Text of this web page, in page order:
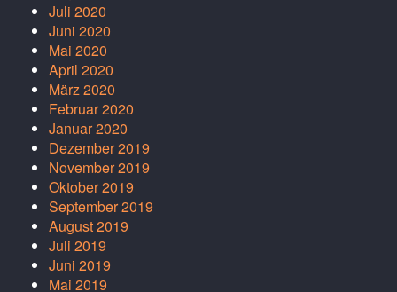
Juli 2020
Juni 2020
Mai 2020
April 2020
März 2020
Februar 2020
Januar 2020
Dezember 2019
November 2019
Oktober 2019
September 2019
August 2019
Juli 2019
Juni 2019
Mai 2019